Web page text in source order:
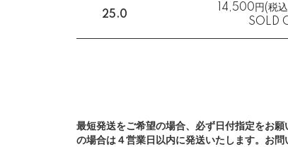
25.0
14,500円(税
SOLD
最短発送をご希望の場合、必ず日付指定をお
の場合は４営業日以内に発送いたします。お